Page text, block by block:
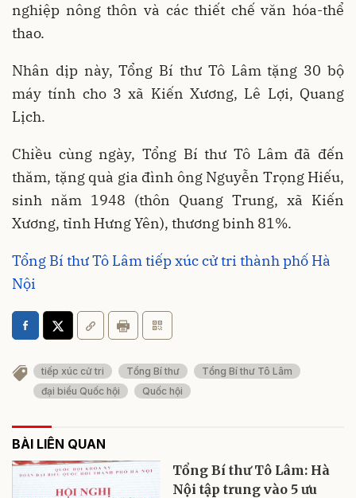
nghiệp nông thôn và các thiết chế văn hóa-thể
thao.
Nhân dịp này, Tổng Bí thư Tô Lâm tặng 30 bộ
máy tính cho 3 xã Kiến Xương, Lê Lợi, Quang
Lịch.
Chiều cùng ngày, Tổng Bí thư Tô Lâm đã đến
thăm, tặng quà gia đình ông Nguyễn Trọng Hiếu,
sinh năm 1948 (thôn Quang Trung, xã Kiến
Xương, tỉnh Hưng Yên), thương binh 81%.
Tổng Bí thư Tô Lâm tiếp xúc cử tri thành phố Hà
Nội
tiếp xúc cử tri Tổng Bí thư
Tổng Bí thư Tô Lâm
đại biểu Quốc hội
Quốc hội
BÀI LIÊN QUAN
Tổng Bí thư Tô Lâm: Hà
Nội tập trung vào 5 ưu